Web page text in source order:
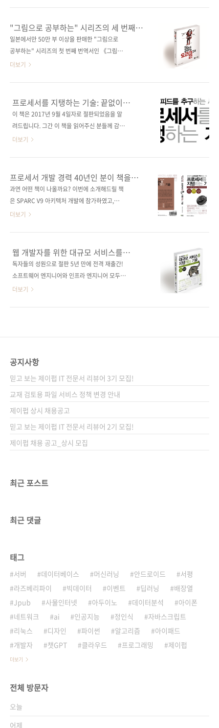
머릿속에 체계적으로 그려 나갈 수 있도록 저자
을 '창고 회사'에 비유하여 오라클의 아키텍처를
쉽게 이해할 수 있도록 표현하고 있습니다. (다
만, 기본적인 SQL문은 알고 있어야 학습이 가능
함을 알려드립..
원서명 絵で見てわかるOracleの仕組み
(ISBN 9784798111858) 저자명 오다 케이지
역자명 이민재 출판일 2015년 9월 10일 페이지
(170*225*14) 제 본 무선(soft cover) 정 가
24,000원 ISBN 979-11-85890-30-2
SQL문 / 대기 / 락 / 리두 / 언두 / 백업 / 복구 /
인덱스 분야 데이터베이스 / 오라클 관련 사이트
■ ..
"그림으로 공부하는" 시리즈의 세 번째
책은?
일본에서만 50만 부 이상을 판매한 "그림으로
공부하는" 시리즈의 첫 번째 번역서인 《그림으
로 공부하는 시스템 성능 구조》, 그리고 두 번째
클"입니다. "그림으로 공부하는" 시리즈는 쉽게
설명한 텍스트, 그리고 그 텍스트를 다시 그림으
로 이해하기 쉽게 표현하는 일본 책 특유의 장점
독자들로부터도 호평을 받고 있습니다. 시리즈
의 세 번째 책인 《그림으로 공부하는 오라클 구
클에 대해 이제 막 눈뜨기 시작한 초급자들에게
알토란 같은 지식을 제공해주고 있습니다. 일본
최고의 데이터베이스 잡지인 《DB
Magazine》의 인기 연재물 ..
더보기
프로세서를 지탱하는 기술: 끝없이
스피드를 추구하는 세계
이 책은 2017년 9월 4일자로 절판되었음을 알
려드립니다. 그간 이 책을 읽어주신 분들께 감사
의 말씀을 드립니다. 출판사 제이펍 원출판사 기
자명 안도 히사(Hisa Ando) 역자명 진명조 출판
일 2011년 11월 18일 페이지 428쪽 판 형 크라
운판 변형(170*225) 반양장(Soft Cover) 정 가
호: 93560 분 야 컴퓨터 및 전기전자공학 / 하드
웨어 / 프로세서 프로그래밍 / 소프트웨어 개발
프라인/RISC/CISC/캐시/슈퍼스칼라/비순차
실행/분기예측/GPGPU/초병렬처리/가상화 기
구/저..
더보기
프로세서 개발 경력 40년인 분이 책을
쓴다면...
과연 어떤 책이 나올까요? 이번에 소개해드릴 책
은 SPARC V9 아키텍처 개발에 참가하였고,
SPARC64 프로세서를 개발하였으며, ㈜후지쯔
서, 그것도 프로세서 개발 분야에서만 40여년 간
종사해온 분의 책이라, 비록 번역서이긴 하지만
IT 출판사로서의 작은 소임 중 하나를 수행하는
도 기다려집니다! 일본의 기술평론사에서 출간
하는 [~를 지탱하는 기술] 시리즈 중 하나인 이
더보기
웹 개발자를 위한 대규모 서비스를
지탱하는 기술
독자들의 성원으로 절판 5년 만에 전격 재출간!
소프트웨어 엔지니어와 인프라 엔지니어 모두
알아두어야 할 대규모 웹 서비스를 런칭 및 운영
원서명 [Web開発者のための]大規模サービ
자명 이토 나오야, 다나카 신지 역자명 진명조 출
판일 2011년 2월 28일 페이지 392쪽 판 형 크
라운판 변형(170*225) 제 본 무선(soft cover)
정 가 25,000원 ISBN 978-89-94506-12-8
(13..
더보기
공지사항
믿고 보는 제이펍 IT 전문서 리뷰어 3기 모집!
교재 검토용 파일 서비스 정책 변경 안내
제이펍 상시 채용공고
믿고 보는 제이펍 IT 전문서 리뷰어 2기 모집!
제이펍 채용 공고_상시 모집
최근 포스트
최근 댓글
태그
서버 데이터베이스 머신러닝 안드로이드
서평
라즈베리파이
빅데이터 이벤트 딥러닝
배장열
Jpub
사물인터넷 아두이노 데이터분석
아이폰
네트워크
ai 인공지능 정인식
자바스크립트
리눅스
디자인 파이썬 알고리즘
아이패드
개발자
챗GPT 클라우드 프로그래밍 제이펍
더보기
전체 방문자
오늘
어제